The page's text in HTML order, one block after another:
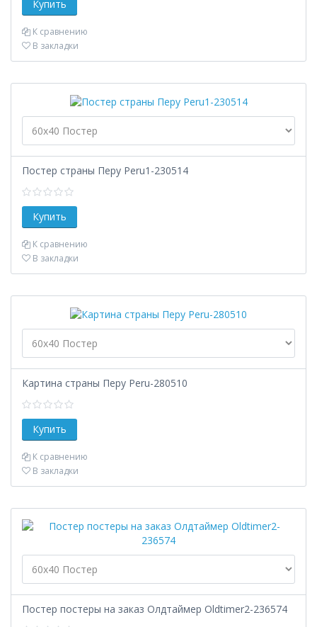
К сравнению
В закладки
Постер страны Перу Peru1-230514
К сравнению
В закладки
Картина страны Перу Peru-280510
К сравнению
В закладки
Постер постеры на заказ Олдтаймер Oldtimer2-236574